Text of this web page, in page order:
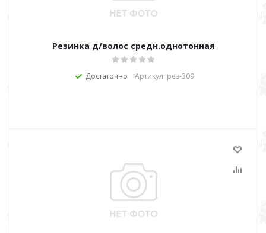
Резинка д/волос средн.однотонная
Достаточно Артикул: рез-309